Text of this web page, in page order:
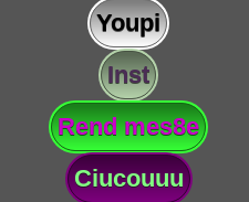
Youpi
Inst
Rend mes8e
Ciucouuu